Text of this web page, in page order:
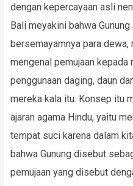
dengan kepercayaan asli
Bali meyakini bahwa
bersemayamnya para dewa,
mengenal pemujaan kepada
penggunaan daging, daun
mereka kala itu. Konsep itu
ajaran agama Hindu, yaitu
tempat suci karena dalam
bahwa Gunung disebut
pemujaan yang disebut